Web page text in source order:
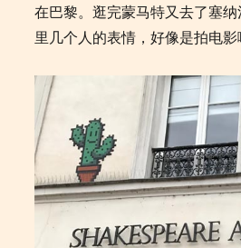
在巴黎。逛完蒙马特又去了塞
里几个人的表情，好像是拍电影